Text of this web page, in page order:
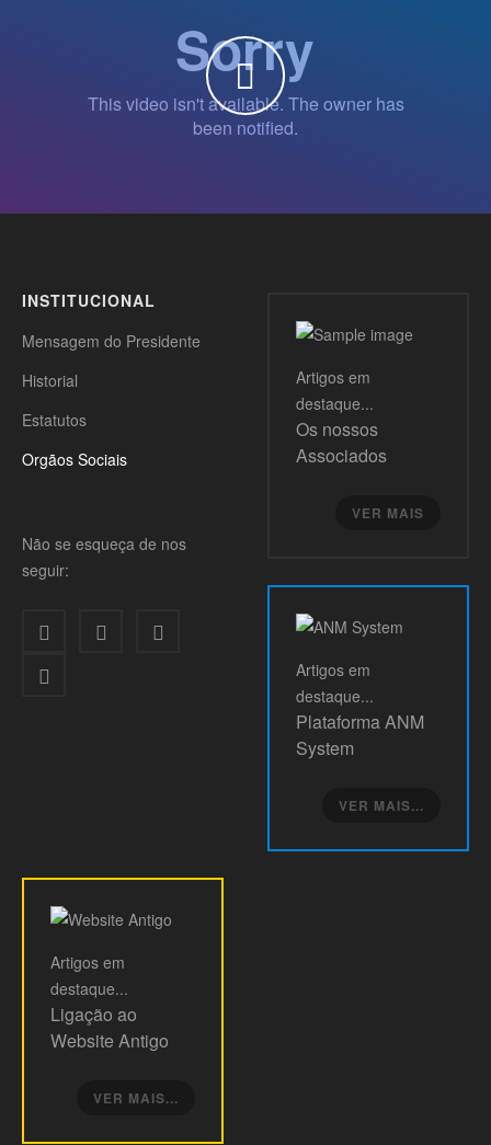
WATCH THE VIDEO
INSTITUCIONAL
Mensagem do Presidente
Historial
Estatutos
Orgãos Sociais
Não se esqueça de nos
seguir:
Artigos em
destaque...
Os nossos
Associados
VER MAIS
Artigos em
destaque...
Plataforma ANM
System
VER MAIS...
Artigos em
destaque...
Ligação ao
Website Antigo
VER MAIS...